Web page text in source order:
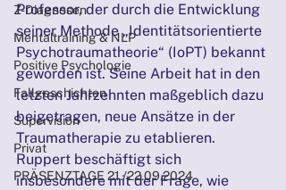
Z-Diagnosen
Mentaltraining & NLP
Positive Psychologie
Fallgeschichten
Supervision
Privat
PRÄSENZTAGE 21./22.09.2024
Professor, der durch die Entwicklung
seiner Methode „Identitätsorientierte
Psychotraumatheorie“ (IoPT) bekannt
geworden ist. Seine Arbeit hat in den
letzten Jahrzehnten maßgeblich dazu
beigetragen, neue Ansätze in der
Traumatherapie zu etablieren.
Ruppert beschäftigt sich
insbesondere mit der Frage, wie